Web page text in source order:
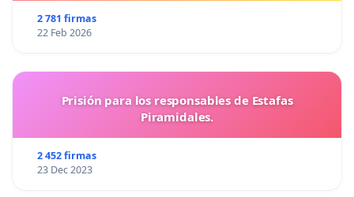
2 781 firmas
22 Feb 2026
Prisión para los responsables de Estafas
Piramidales.
2 452 firmas
23 Dec 2023